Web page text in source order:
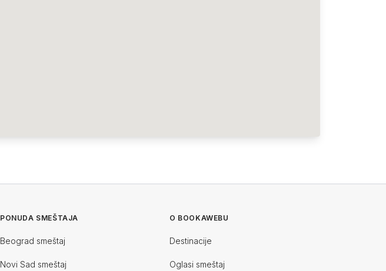
PONUDA SMEŠTAJA
Beograd smeštaj
Novi Sad smeštaj
O BOOKAWEBU
Destinacije
Oglasi smeštaj